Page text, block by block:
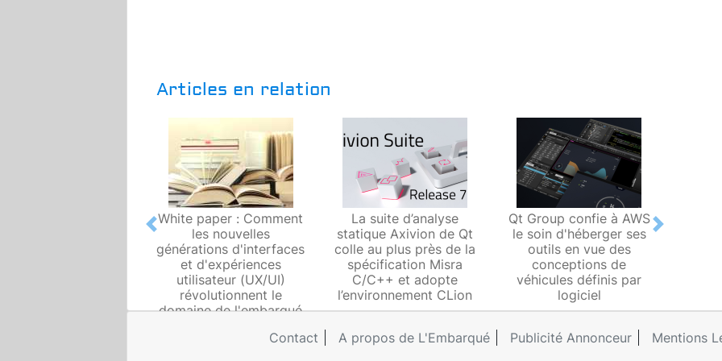
Articles en relation
White paper : Comment
les nouvelles
générations d'interfaces
et d'expériences
utilisateur (UX/UI)
révolutionnent le
domaine de l'embarqué
La suite d’analyse
statique Axivion de Qt
colle au plus près de la
spécification Misra
C/C++ et adopte
l’environnement CLion
Qt Group confie à AWS
le soin d'héberger ses
outils en vue des
conceptions de
véhicules définis par
logiciel
Previous Next
Contact A propos de L'Embarqué Publicité Annonceur Mentions